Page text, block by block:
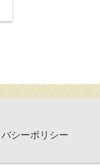
シーポリシー